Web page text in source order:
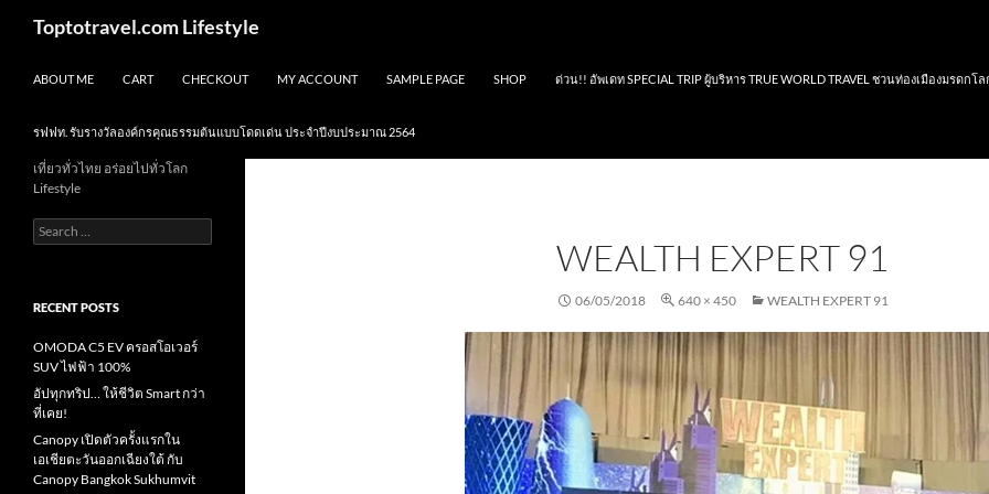
Toptotravel.com Lifestyle
ABOUT ME CART CHECKOUT MY ACCOUNT SAMPLE PAGE SHOP ด่วน!! อัพเดท SPECIAL TRIP ผู้บริหาร TRUE WORLD TRAVEL ชวนท่องเมืองมรดกโล
รฟฟท. รับรางวัลองค์กรคุณธรรมต้นแบบโดดเด่น ประจำปีงบประมาณ 2564
WEALTH EXPERT 91
06/05/2018 640 × 450 WEALTH EXPERT 91
เที่ยวทั่วไทย อร่อยไปทั่วโลก
Lifestyle
Search
for:
RECENT POSTS
OMODA C5 EV ครอสโอเวอร์
SUV ไฟฟ้า 100%
อัปทุกทริป… ให้ชีวิต Smart กว่า
ที่เคย!
Canopy เปิดตัวครั้งแรกใน
เอเชียตะวันออกเฉียงใต้ กับ
Canopy Bangkok Sukhumvit